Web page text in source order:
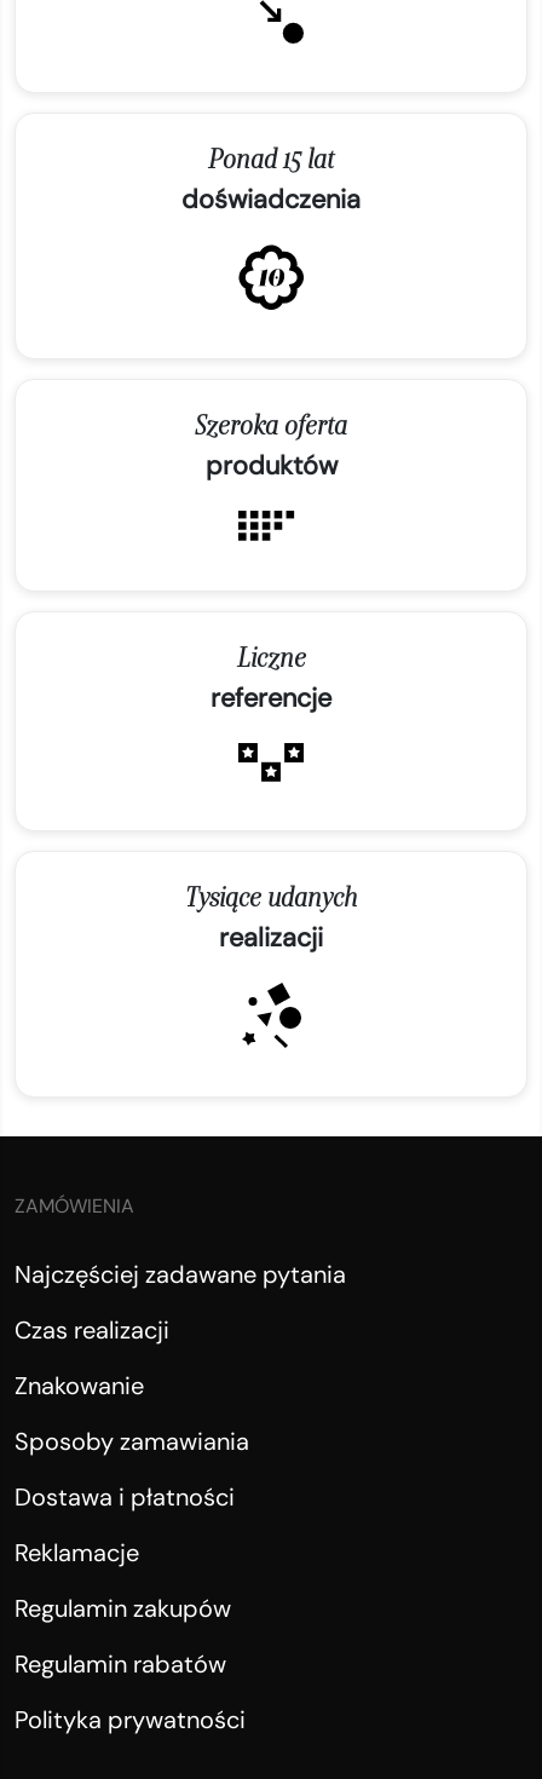
Ponad 15 lat
doświadczenia
Szeroka oferta
produktów
Liczne
referencje
Tysiące udanych
realizacji
ZAMÓWIENIA
Najczęściej zadawane pytania
Czas realizacji
Znakowanie
Sposoby zamawiania
Dostawa i płatności
Reklamacje
Regulamin zakupów
Regulamin rabatów
Polityka prywatności